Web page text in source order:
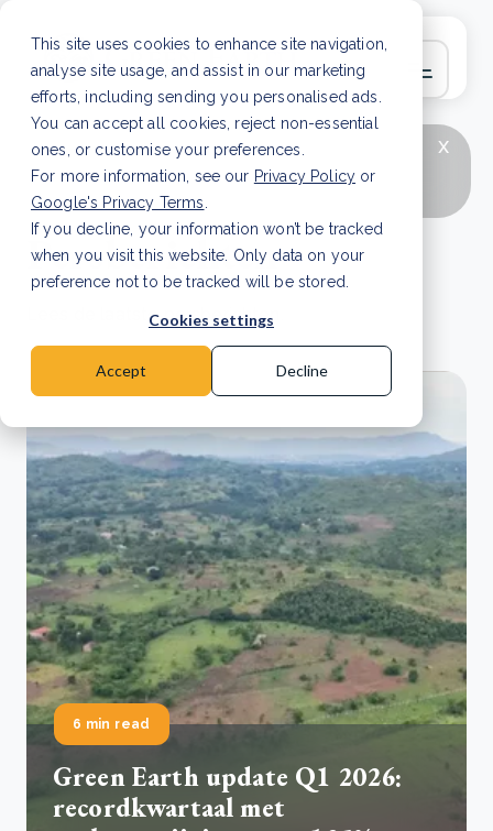
This site uses cookies to enhance site navigation,
analyse site usage, and assist in our marketing
efforts, including sending you personalised ads.
You can accept all cookies, reject non-essential
ones, or customise your preferences.
For more information, see our Privacy Policy or
Google's Privacy Terms
If you decline, your information won’t be tracked
when you visit this website. Only data on your
preference not to be tracked will be stored.
Cookies settings
Accept Decline
x
LAATSTE ARTIKEL
CSRD en uw positie als
leverancier: wat verandert er in 2026?Lees
artikel
Persberichten
Lees de laatste persberichten.
6 min read
Green Earth update Q1 2026:
recordkwartaal met